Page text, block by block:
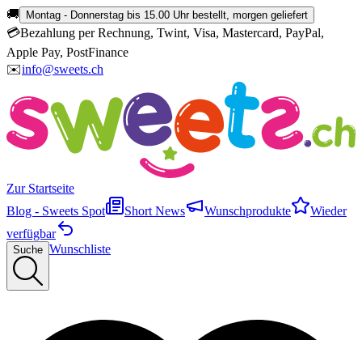
🚚 Montag - Donnerstag bis 15.00 Uhr bestellt, morgen geliefert
💳Bezahlung per Rechnung, Twint, Visa, Mastercard, PayPal,
Apple Pay, PostFinance
✉️info@sweets.ch
Zur Startseite
Blog - Sweets Spot
Short News Wunschprodukte
Wieder
verfügbar
Suche Wunschliste